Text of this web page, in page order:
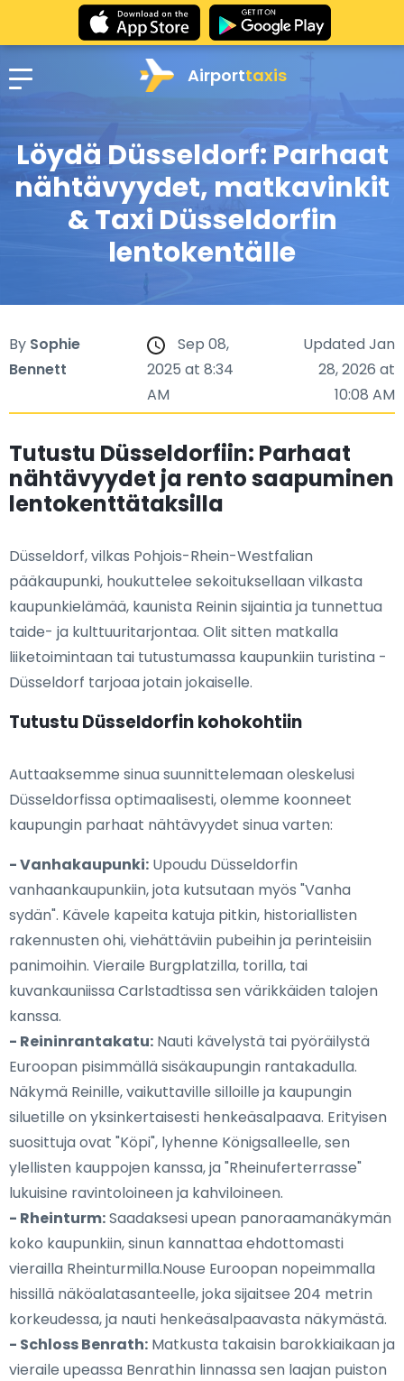
Airporttaxis
Löydä Düsseldorf: Parhaat
nähtävyydet, matkavinkit
& Taxi Düsseldorfin
lentokentälle
By Sophie
Bennett
Sep 08,
2025 at 8:34
AM
Updated Jan
28, 2026 at
10:08 AM
Tutustu Düsseldorfiin: Parhaat
nähtävyydet ja rento saapuminen
lentokenttätaksilla
Düsseldorf, vilkas Pohjois-Rhein-Westfalian
pääkaupunki, houkuttelee sekoituksellaan vilkasta
kaupunkielämää, kaunista Reinin sijaintia ja tunnettua
taide- ja kulttuuritarjontaa. Olit sitten matkalla
liiketoimintaan tai tutustumassa kaupunkiin turistina -
Düsseldorf tarjoaa jotain jokaiselle.
Tutustu Düsseldorfin kohokohtiin
Auttaaksemme sinua suunnittelemaan oleskelusi
Düsseldorfissa optimaalisesti, olemme koonneet
kaupungin parhaat nähtävyydet sinua varten:
- Vanhakaupunki: Upoudu Düsseldorfin
vanhaankaupunkiin, jota kutsutaan myös "Vanha
sydän". Kävele kapeita katuja pitkin, historiallisten
rakennusten ohi, viehättäviin pubeihin ja perinteisiin
panimoihin. Vieraile Burgplatzilla, torilla, tai
kuvankauniissa Carlstadtissa sen värikkäiden talojen
kanssa.
- Reininrantakatu: Nauti kävelystä tai pyöräilystä
Euroopan pisimmällä sisäkaupungin rantakadulla.
Näkymä Reinille, vaikuttaville silloille ja kaupungin
siluetille on yksinkertaisesti henkeäsalpaava. Erityisen
suosittuja ovat "Köpi", lyhenne Königsalleelle, sen
ylellisten kauppojen kanssa, ja "Rheinuferterrasse"
lukuisine ravintoloineen ja kahviloineen.
- Rheinturm:Saadaksesi upean panoraamanäkymän
koko kaupunkiin, sinun kannattaa ehdottomasti
vierailla Rheinturmilla.Nouse Euroopan nopeimmalla
hissillä näköalatasanteelle, joka sijaitsee 204 metrin
korkeudessa, ja nauti henkeäsalpaavasta näkymästä.
- Schloss Benrath: Matkusta takaisin barokkiaikaan ja
vieraile upeassa Benrathin linnassa sen laajan puiston